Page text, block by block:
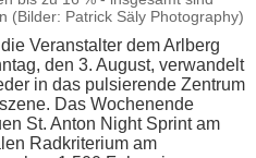
(Bilder: Patrick Säly Photography)
Veranstalter dem Arlberg
den 3. August, verwandelt
in das pulsierende Zentrum
Das Wochenende
St. Anton Night Sprint am
Radkriterium am